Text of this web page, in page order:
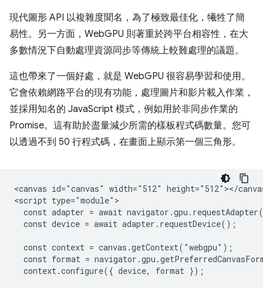
現代圖形 API 以複雜度聞名，為了極致最佳化，犧牲了簡
易性。另一方面，WebGPU 則著重於跨平台相容性，在大
多數情況下自動處理資源同步等傳統上較難處理的議題。
這也帶來了一個好處，就是 WebGPU 很容易學習和使用。
它會依賴網路平台的現有功能，處理圖片和影片載入作業，
並採用知名的 JavaScript 模式，例如用於非同步作業的
Promise。這有助於盡量減少所需的樣板程式碼數量。您可
以透過不到 50 行程式碼，在畫面上顯示第一個三角形。
<canvas id="canvas" width="512" height="512"></
<script type="module">
const adapter = await
  const device = await adapter.requestDevice();
  const context = canvas.getContext("webgpu");
const format =
  context.configure({ device, format });